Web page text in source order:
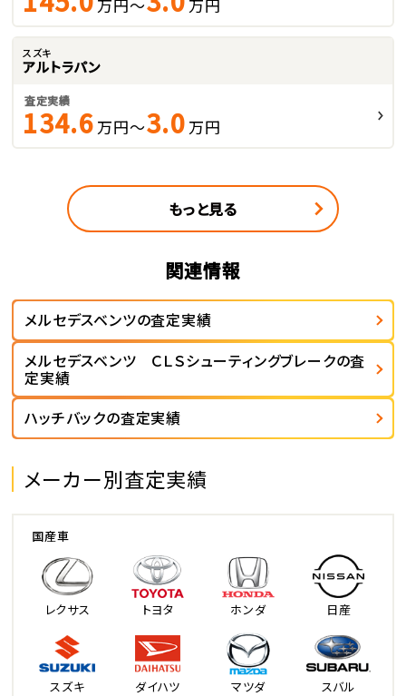
万円～ 万円
スズキ
アルトラパン
査定実績
134.6 万円～3.0 万円
もっと見る
関連情報
メルセデスベンツの査定実績
メルセデスベンツ ＣＬＳシューティングブレークの査
定実績
ハッチバックの査定実績
メーカー別査定実績
国産車
レクサス トヨタ ホンダ 日産
スズキ ダイハツ マツダ スバル